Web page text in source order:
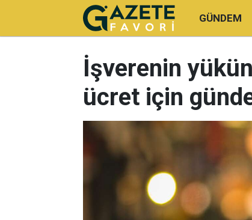
GÜNDEM
İşverenin
ücret için